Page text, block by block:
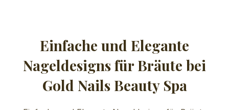
Einfache und Elegante
Nageldesigns für Bräute bei
Gold Nails Beauty Spa